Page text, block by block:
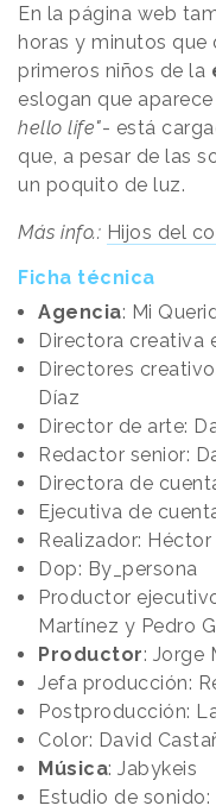
En la página web
horas y minutos que
primeros niños de la
eslogan que
hello life"- está
que, a pesar de las
un poquito de luz.
Más info.: Hijos del
Ficha técnica
Agencia: Mi
Directora creativa
Directores
Díaz
Director de arte:
Redactor senior:
Directora de
Ejecutiva de
Realizador: Héctor
Dop: By_persona
Productor
Martínez y Pedro
Productor: Jorge
Jefa producción:
Postproducción:
Color: David
Música: Jabykeis
Estudio de